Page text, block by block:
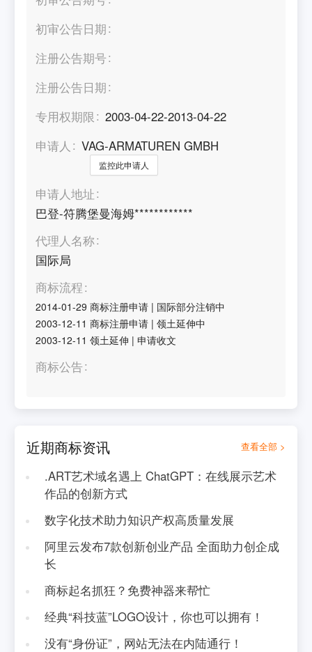
初审公告日期
注册公告期号
注册公告日期
专用权期限
2003-04-22-2013-04-22
申请人
VAG-ARMATUREN GMBH
监控此申请人
申请人地址
巴登-符腾堡曼海姆************
代理人名称
国际局
商标流程
2014-01-29 商标注册申请 | 国际部分注销中
2003-12-11 商标注册申请 |领土延伸中
2003-12-11 领土延伸 |申请收文
商标公告
近期商标资讯 查看全部 >
.ART艺术域名遇上 ChatGPT：在线展示艺术
作品的创新方式
数字化技术助力知识产权高质量发展
阿里云发布7款创新创业产品 全面助力创企成
长
商标起名抓狂？免费神器来帮忙
经典“科技蓝”LOGO设计，你也可以拥有！
没有“身份证”，网站无法在内陆通行！